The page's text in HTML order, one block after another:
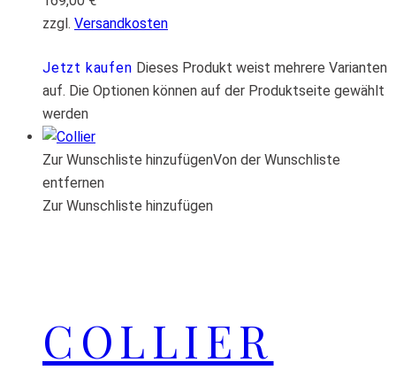
zzgl. Versandkosten
Jetzt kaufen Dieses Produkt weist mehrere Varianten
auf. Die Optionen können auf der Produktseite gewählt
werden
Zur Wunschliste hinzufügenVon der Wunschliste
entfernen
Zur Wunschliste hinzufügen
COLLIER